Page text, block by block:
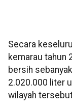
Secara
kemarau tahun
bersih
2.020.000 liter
wilayah